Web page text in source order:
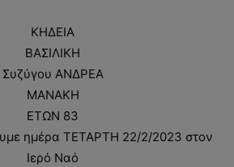
ΚΗΔΕΙΑ
ΒΑΣΙΛΙΚΗ
Συζύγου ΑΝΔΡΕΑ
ΜΑΝΑΚΗ
ΕΤΩΝ 83
ημέρα ΤΕΤΑΡΤΗ 22/2/2023 στον
Ιερό Ναό